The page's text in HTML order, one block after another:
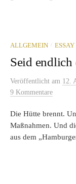
ALLGEMEIN / ESSAY
Seid
Veröffentlicht am 12.
9 Kommentare
Die Hütte brennt.
Maßnahmen. Und
aus dem